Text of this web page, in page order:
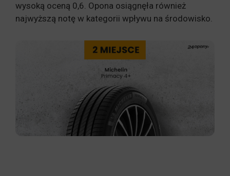
wysoką oceną 0,6. Opona osiągnęła również
najwyższą notę w kategorii wpływu na środowisko.